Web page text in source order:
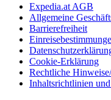
Expedia.at AGB
Allgemeine
Barrierefreiheit
Cookie-Erklärung
Rechtliche
Inhaltsrichtlinien